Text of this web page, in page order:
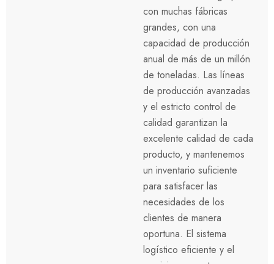
con muchas fábricas
grandes, con una
capacidad de producción
anual de más de un millón
de toneladas. Las líneas
de producción avanzadas
y el estricto control de
calidad garantizan la
excelente calidad de cada
producto, y mantenemos
un inventario suficiente
para satisfacer las
necesidades de los
clientes de manera
oportuna. El sistema
logístico eficiente y el